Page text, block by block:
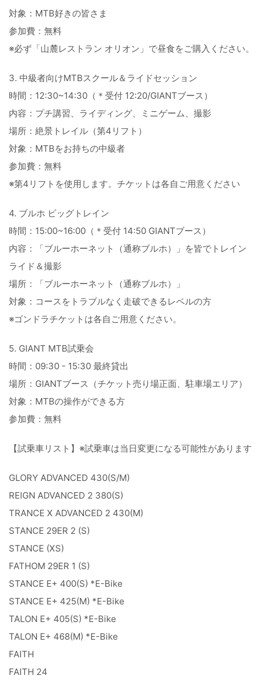
対象：MTB好きの皆さま
参加費：無料
※必ず「山麓レストラン オリオン」で昼食をご購入ください。
3. 中級者向けMTBスクール＆ライドセッション
時間：12:30~14:30（＊受付 12:20/GIANTブース）
内容：プチ講習、ライディング、ミニゲーム、撮影
場所：絶景トレイル（第4リフト）
対象：MTBをお持ちの中級者
参加費：無料
※第4リフトを使用します。チケットは各自ご用意ください
4. ブルホ ビッグトレイン
時間：15:00~16:00（＊受付 14:50 GIANTブース）
内容：「ブルーホーネット（通称ブルホ）」を皆でトレイン
ライド＆撮影
場所：「ブルーホーネット（通称ブルホ）」
対象：コースをトラブルなく走破できるレベルの方
※ゴンドラチケットは各自ご用意ください。
5. GIANT MTB試乗会
時間：09:30 - 15:30 最終貸出
場所：GIANTブース（チケット売り場正面、駐車場エリア）
対象：MTBの操作ができる方
参加費：無料
【試乗車リスト】※試乗車は当日変更になる可能性があります
GLORY ADVANCED 430(S/M)
REIGN ADVANCED 2 380(S)
TRANCE X ADVANCED 2 430(M)
STANCE 29ER 2 (S)
STANCE (XS)
FATHOM 29ER 1 (S)
STANCE E+ 400(S) *E-Bike
STANCE E+ 425(M) *E-Bike
TALON E+ 405(S) *E-Bike
TALON E+ 468(M) *E-Bike
FAITH
FAITH 24